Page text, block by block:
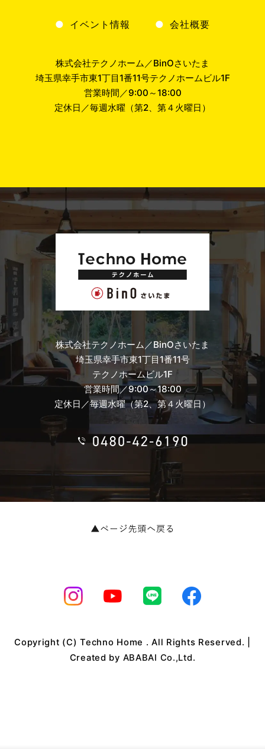
イベント情報 会社概要
株式会社テクノホーム／BinOさいたま
埼玉県幸手市東1丁目1番11号テクノホームビル1F
営業時間／9:00～18:00
定休日／毎週水曜（第2、第４火曜日）
株式会社テクノホーム／BinOさいたま
埼玉県幸手市東1丁目1番11号
テクノホームビル1F
営業時間／9:00～18:00
定休日／毎週水曜（第2、第４火曜日）
Copyright (C) Techno Home . All Rights Reserved. |
Created by ABABAI Co.,Ltd.